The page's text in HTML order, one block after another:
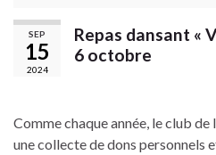
SEP
15
2024
Repas dansant «
6 octobre
Comme chaque année, le club de
une collecte de dons personnels